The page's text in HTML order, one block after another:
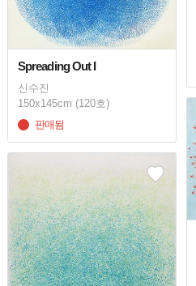
Spreading Out I
신수진
150x145cm (120호)
판매됨